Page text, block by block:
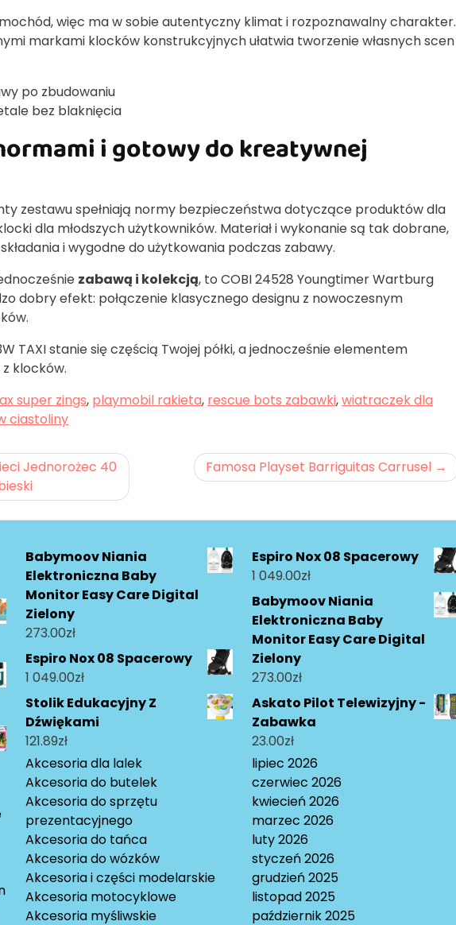
więc ma w sobie autentyczny klimat i rozpoznawalny charakter.
markami klocków konstrukcyjnych ułatwia tworzenie własnych scen
po zbudowaniu
bez blaknięcia
i gotowy do kreatywnej
zestawu spełniają normy bezpieczeństwa dotyczące produktów dla
dla młodszych użytkowników. Materiał i wykonanie są tak dobrane,
i wygodne do użytkowania podczas zabawy.
zabawą i kolekcją, to COBI 24528 Youngtimer Wartburg
dobry efekt: połączenie klasycznego designu z nowoczesnym
TAXI stanie się częścią Twojej półki, a jednocześnie elementem
klocków.
super zings, playmobil rakieta, rescue bots zabawki,wiatraczek dla
ciastoliny
Jednorożec 40
Famosa Playset Barriguitas Carrusel
Babymoov Niania
Elektroniczna Baby
Monitor Easy Care Digital
Zielony
273.00zł
Espiro Nox 08 Spacerowy
1 049.00zł
Stolik Edukacyjny Z
Dźwiękami
121.89zł
Akcesoria dla lalek
Akcesoria do butelek
Akcesoria do sprzętu
prezentacyjnego
Akcesoria do tańca
Akcesoria do wózków
Akcesoria i części modelarskie
Akcesoria motocyklowe
Akcesoria myśliwskie
Espiro Nox 08 Spacerowy
1 049.00zł
Babymoov Niania
Elektroniczna Baby
Monitor Easy Care Digital
Zielony
273.00zł
Askato Pilot Telewizyjny -
Zabawka
23.00zł
lipiec 2026
czerwiec 2026
kwiecień 2026
marzec 2026
luty 2026
styczeń 2026
grudzień 2025
listopad 2025
październik 2025